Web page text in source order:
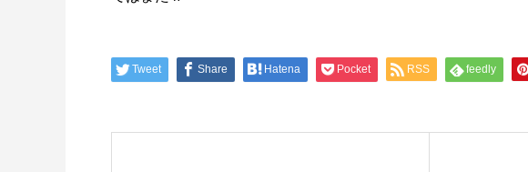
Tweet Share Hatena Pocket RSS feedly